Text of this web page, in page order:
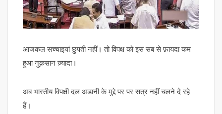
आजकल सच्चाइयां छुपती नहीं। तो विपक्ष को इस सब से फ़ायदा कम
हुआ नुक़सान ज़्यादा।
अब भारतीय विपक्षी दल अडानी के मुद्दे पर पर सत्र नहीं चलने दे रहे
हैं।